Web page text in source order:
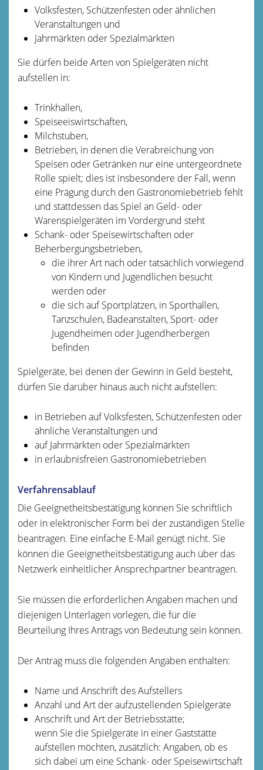
Volksfesten, Schützenfesten oder ähnlichen
Veranstaltungen und
Jahrmärkten oder Spezialmärkten
Sie dürfen beide Arten von Spielgeräten nicht
aufstellen in:
Trinkhallen,
Speiseeiswirtschaften,
Milchstuben,
Betrieben, in denen die Verabreichung von
Speisen oder Getränken nur eine untergeordnete
Rolle spielt; dies ist insbesondere der Fall, wenn
eine Prägung durch den Gastronomiebetrieb fehlt
und stattdessen das Spiel an Geld- oder
Warenspielgeräten im Vordergrund steht
Schank- oder Speisewirtschaften oder
Beherbergungsbetrieben,
die ihrer Art nach oder tatsächlich vorwiegend
von Kindern und Jugendlichen besucht
werden oder
die sich auf Sportplätzen, in Sporthallen,
Tanzschulen, Badeanstalten, Sport- oder
Jugendheimen oder Jugendherbergen
befinden
Spielgeräte, bei denen der Gewinn in Geld besteht,
dürfen Sie darüber hinaus auch nicht aufstellen:
in Betrieben auf Volksfesten, Schützenfesten oder
ähnliche Veranstaltungen und
auf Jahrmärkten oder Spezialmärkten
in erlaubnisfreien Gastronomiebetrieben
Verfahrensablauf
Die Geeignetheitsbestätigung können Sie schriftlich
oder in elektronischer Form bei der zuständigen Stelle
beantragen. Eine einfache E-Mail genügt nicht. Sie
können die Geeignetheitsbestätigung auch über das
Netzwerk einheitlicher Ansprechpartner beantragen.
Sie müssen die erforderlichen Angaben machen und
diejenigen Unterlagen vorlegen, die für die
Beurteilung Ihres Antrags von Bedeutung sein können.
Der Antrag muss die folgenden Angaben enthalten:
Name und Anschrift des Aufstellers
Anzahl und Art der aufzustellenden Spielgeräte
Anschrift und Art der Betriebsstätte;
wenn Sie die Spielgeräte in einer Gaststätte
aufstellen möchten, zusätzlich: Angaben, ob es
sich dabei um eine Schank- oder Speisewirtschaft